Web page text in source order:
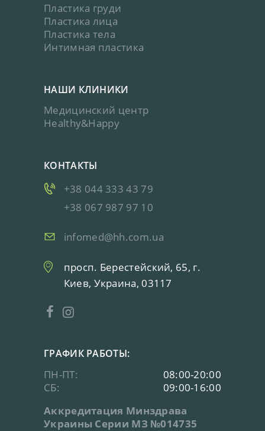
Пластика груди
Пластика лица
Пластика тела
Интимная пластика
НАШИ КЛИНИКИ
Медицинский центр
Healthy&Happy
КОНТАКТЫ
+38 044 333 43 79
+38 067 987 97 10
infomed@hh.com.ua
просп. Берестейский, 65, г.
Киев, Украина, 03117
ГРАФИК РАБОТЫ:
ПН-ПТ:
08:00-20:00
СБ:
09:00-16:00
Аккредитация Минздрава
Украины Серии МЗ №014735